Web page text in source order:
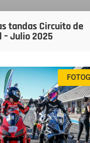
tandas Circuito de
– Julio 2025